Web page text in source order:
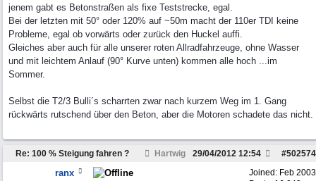
jenem gabt es Betonstraßen als fixe Teststrecke, egal.
Bei der letzten mit 50° oder 120% auf ~50m macht der 110er TDI keine
Probleme, egal ob vorwärts oder zurück den Huckel auffi.
Gleiches aber auch für alle unserer roten Allradfahrzeuge, ohne Wasser
und mit leichtem Anlauf (90° Kurve unten) kommen alle hoch ...im
Sommer.
Selbst die T2/3 Bulli´s scharrten zwar nach kurzem Weg im 1. Gang
rückwärts rutschend über den Beton, aber die Motoren schadete das nicht.
Re: 100 % Steigung fahren ? Hartwig #502574
29/04/2012 12:54
Joined: Feb 2003
ranx